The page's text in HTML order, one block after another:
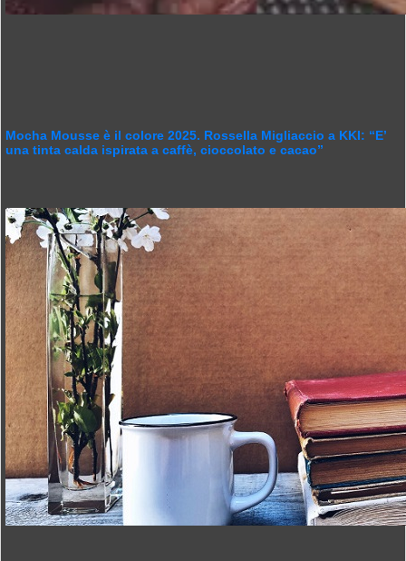
Mocha Mousse è il colore 2025. Rossella Migliaccio a KKI: “E’
una tinta calda ispirata a caffè, cioccolato e cacao”